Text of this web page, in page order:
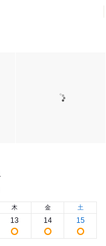
木
13
金
14
土
15